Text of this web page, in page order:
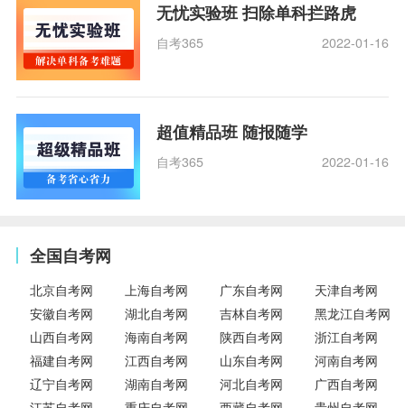
无忧实验班 扫除单科拦路虎
自考365 2022-01-16
超值精品班 随报随学
自考365 2022-01-16
全国自考网
北京自考网 上海自考网 广东自考网
天津自考网
安徽自考网
湖北自考网 吉林自考网
黑龙江自考网
山西自考网
海南自考网 陕西自考网
浙江自考网
福建自考网
江西自考网 山东自考网
河南自考网
辽宁自考网
湖南自考网 河北自考网
广西自考网